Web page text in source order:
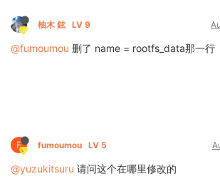
柚木 鉉 LV 9
@fumoumou 删了 name = rootfs_data那一行
F fumoumou LV 5
@yuzukitsuru 请问这个在哪里修改的